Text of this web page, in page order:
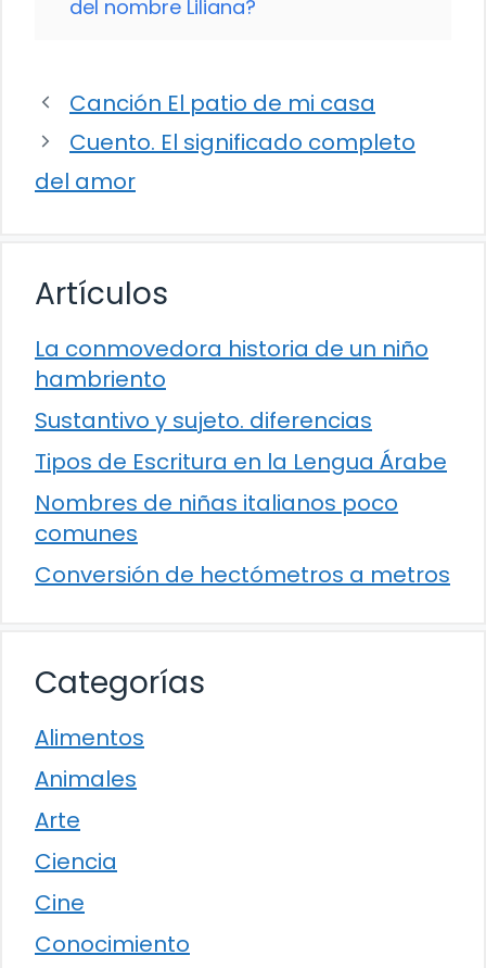
del nombre Liliana?
Canción El patio de mi casa
Cuento. El significado completo
del amor
Artículos
La conmovedora historia de un niño
hambriento
Sustantivo y sujeto. diferencias
Tipos de Escritura en la Lengua Árabe
Nombres de niñas italianos poco
comunes
Conversión de hectómetros a metros
Categorías
Alimentos
Animales
Arte
Ciencia
Cine
Conocimiento